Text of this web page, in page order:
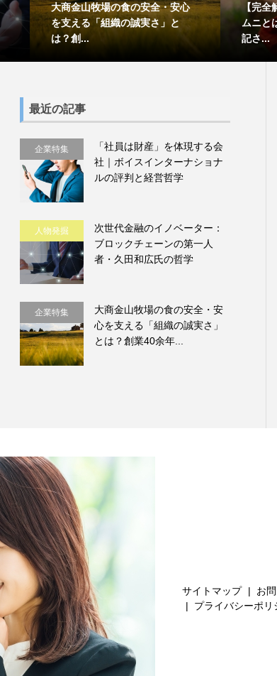
大商金山牧場の食の安全・安心
を支える「組織の誠実さ」と
は？創...
【完全
ムニと
記さ...
最近の記事
企業特集
「社員は財産」を体現する会
社｜ボイスインターナショナ
ルの評判と経営哲学
人物発掘
次世代金融のイノベーター：
ブロックチェーンの第一人
者・久田和広氏の哲学
企業特集
大商金山牧場の食の安全・安
心を支える「組織の誠実さ」
とは？創業40余年...
サイトマップ お
プライバシーポリ